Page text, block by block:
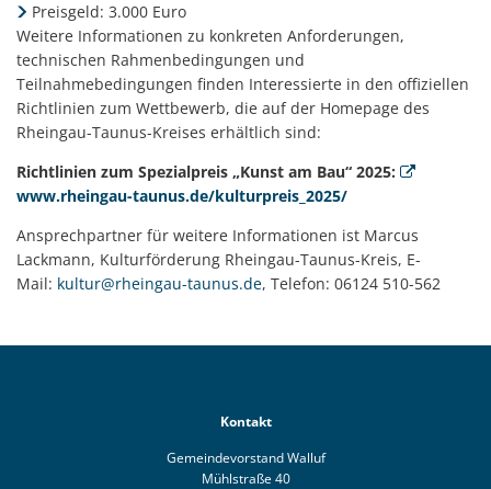
Preisgeld: 3.000 Euro
Weitere Informationen zu konkreten Anforderungen,
technischen Rahmenbedingungen und
Teilnahmebedingungen finden Interessierte in den offiziellen
Richtlinien zum Wettbewerb, die auf der Homepage des
Rheingau-Taunus-Kreises erhältlich sind:
Richtlinien zum Spezialpreis „Kunst am Bau“ 2025:
www.rheingau-taunus.de/kulturpreis_2025/
Ansprechpartner für weitere Informationen ist Marcus
Lackmann, Kulturförderung Rheingau-Taunus-Kreis, E-
Mail: kultur@rheingau-taunus.de, Telefon: 06124 510-562
Kontakt
Gemeindevorstand Walluf
Mühlstraße 40